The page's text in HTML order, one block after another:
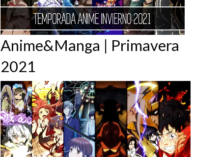
Anime&Manga | Primavera
2021